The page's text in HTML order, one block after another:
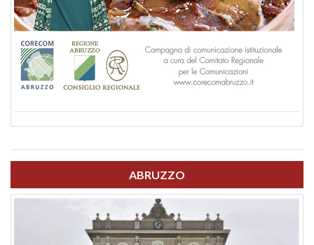
ABRUZZO